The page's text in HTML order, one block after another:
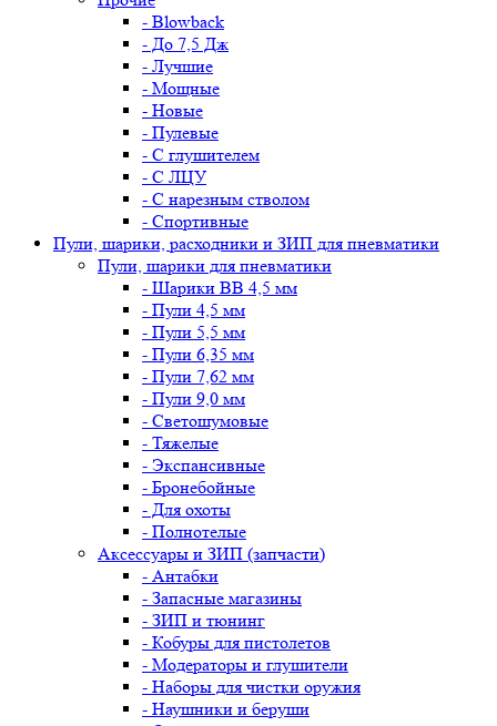
- Blowback
- До 7,5 Дж
- Лучшие
- Мощные
- Новые
- Пулевые
- С глушителем
- С ЛЦУ
- С нарезным стволом
- Спортивные
Пули, шарики, расходники и ЗИП для пневматики
Пули, шарики для пневматики
- Шарики BB 4,5 мм
- Пули 4,5 мм
- Пули 5,5 мм
- Пули 6,35 мм
- Пули 7,62 мм
- Пули 9,0 мм
- Светошумовые
- Тяжелые
- Экспансивные
- Бронебойные
- Для охоты
- Полнотелые
Аксессуары и ЗИП (запчасти)
- Антабки
- Запасные магазины
- ЗИП и тюнинг
- Кобуры для пистолетов
- Модераторы и глушители
- Наборы для чистки оружия
- Наушники и беруши